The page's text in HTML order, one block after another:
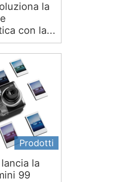
la
con la...
Prodotti
la
99